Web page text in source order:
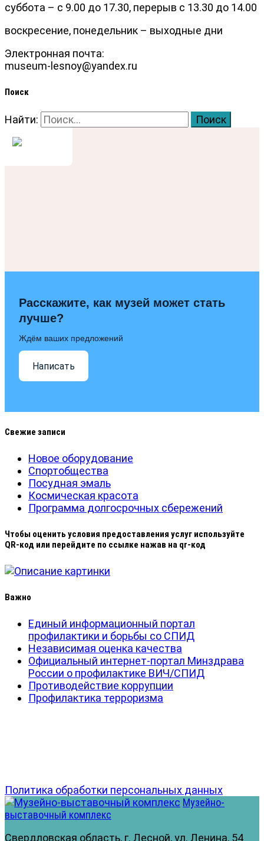
суббота – с 9.00 до 17.30, перерыв с 13.30 до 14.00
воскресение, понедельник – выходные дни
Электронная почта:
museum-lesnoy@yandex.ru
Поиск
Найти:
Расскажите, как музей может стать
лучше?
Ждём ваших предложений
Написать
Свежие записи
Новое оборудование
Спортобщества
Посудная эмаль
Космическая красота
Программа долгосрочных сбережений
Чтобы оценить условия предоставления услуг используйте
QR-код или перейдите по ссылке нажав на qr-код
Важно
Единый информационный портал
профилактики и борьбы со СПИД
Независимая оценка качества
Официальный интернет-портал Минздрава
России о профилактике ВИЧ/СПИД
Противодействие коррупции
Профилактика терроризма
Политика обработки персональных данных
Музейно-
выставочный комплекс
Свердловская область, г. Лесной, ул. Ленина, 54